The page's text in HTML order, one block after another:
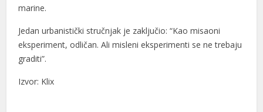
marine.
Jedan urbanistički stručnjak je zaključio: “Kao misaoni
eksperiment, odličan. Ali misleni eksperimenti se ne trebaju
graditi”.
Izvor: Klix